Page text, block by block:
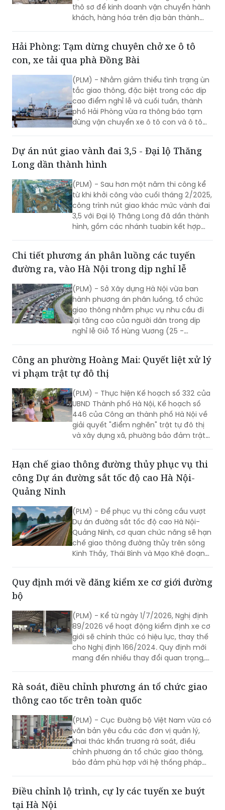
nhân dân về dự thảo quyết định về quy
định sử dụng xe mô tô, xe gắn máy, xe
khách, hàng hóa trên địa bàn thành
phố.
Hải Phòng: Tạm dừng chuyên chở xe ô tô
con, xe tải qua phà Đồng Bài
(PLM) - Nhằm giảm thiểu tình trạng ùn
tắc giao thông, đặc biệt trong các dịp
cao điểm nghỉ lễ và cuối tuần, thành
dừng vận chuyển xe ô tô con và ô tô
tải qua bến phà Đồng Bài.
Dự án nút giao vành đai 3,5 - Đại lộ Thăng
Long dần thành hình
(PLM) - Sau hơn một năm thi công kể
từ khi khởi công vào cuối tháng 2/2025,
công trình nút giao khác mức vành đai
hình, gồm các nhánh tuabin kết hợp
hầm trực thông.
Chi tiết phương án phân luồng các tuyến
đường ra, vào Hà Nội trong dịp nghỉ lễ
(PLM) - Sở Xây dựng Hà Nội vừa ban
hành phương án phân luồng, tổ chức
giao thông nhằm phục vụ nhu cầu đi
nghỉ lễ Giỗ Tổ Hùng Vương (25 -
27/4/2026) và kỳ nghỉ lễ 30/4 - 1/5
(30/4 - 3/5/2026).
Công an phường Hoàng Mai: Quyết liệt xử lý
vi phạm trật tự đô thị
(PLM) - Thực hiện Kế hoạch số 332 của
UBND Thành phố Hà Nội, Kế hoạch số
446 của Công an thành phố Hà Nội về
và xây dựng xã, phường bảo đảm trật
tự, kỷ cương, văn minh đô thị trên địa
bàn Thủ đô, lực lượng công an các xã,
các tồn tại, vi phạm về trật tự đô thị
nhằm lập lại trật tự, kỷ cương. Trong đó,
Công an phường Hoàng Mai, Tp.Hà Nội
đã triển khai đồng bộ nhiều giải pháp
xử lý các tồn tại, vi phạm về trật tự đô
Hạn chế giao thông đường thủy phục vụ thi
công Dự án đường sắt tốc độ cao Hà Nội-
Quảng Ninh
(PLM) - Để phục vụ thi công cầu vượt
Dự án đường sắt tốc độ cao Hà Nội-
Quảng Ninh, cơ quan chức năng sẽ hạn
Kinh Thầy, Thái Bình và Mạo Khê đoạn
qua Quảng Ninh, TP Hải Phòng.
Quy định mới về đăng kiểm xe cơ giới đường
bộ
(PLM) - Kể từ ngày 1/7/2026, Nghị định
89/2026 về hoạt động kiểm định xe cơ
giới sẽ chính thức có hiệu lực, thay thế
mang đến nhiều thay đổi quan trọng,
trong đó nổi bật là việc triển khai cấp
giấy chứng nhận kiểm định dưới dạng
bản điện tử cho các phương tiện đạt
yêu cầu.
Rà soát, điều chỉnh phương án tổ chức giao
thông cao tốc trên toàn quốc
(PLM) - Cục Đường bộ Việt Nam vừa có
văn bản yêu cầu các đơn vị quản lý,
khai thác khẩn trương rà soát, điều
bảo đảm phù hợp với hệ thống pháp
luật mới.